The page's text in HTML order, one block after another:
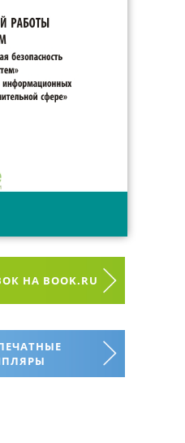
НА BOOK.RU